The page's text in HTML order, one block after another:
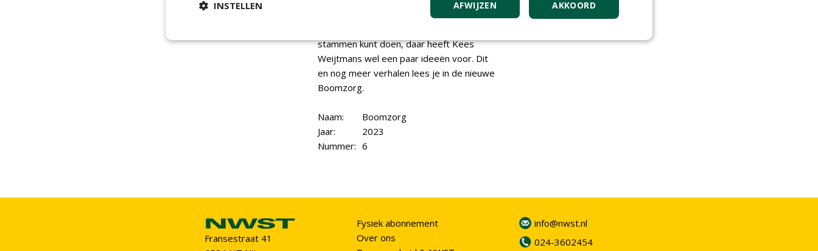
zien was op Agribex. Welke nuttige dingen
stammen kunt doen, daar heeft Kees
Weijtmans wel een paar ideeën voor. Dit
en nog meer verhalen lees je in de nieuwe
Boomzorg.
Naam:
Boomzorg
Jaar:
2023
Nummer: 6
Fransestraat 41
Fysiek abonnement
Over ons
info@nwst.nl
024-3602454
AKKOORD
AFWIJZEN
INSTELLEN